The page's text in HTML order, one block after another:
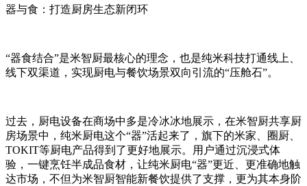
器与食：打造厨房生态新闭环
“器食结合”是米智厨最核心的理念，也是纯米科技打通线上、
线下双渠道，实现厨电与餐饮场景双向引流的“压舱石”。
过去，厨电设备在商场中多是冷冰冰地展示，在米智厨共享厨
房场景中，纯米厨电这个“器”活起来了，旗下的米家、圈厨、
TOKIT等厨电产品得到了更好地展示。用户通过沉浸式体
验，一键烹饪半成品食材，让纯米厨电“器”更近、更准确地触
达市场，不但为米智厨智能新餐饮提供了支撑，更为其本身阶